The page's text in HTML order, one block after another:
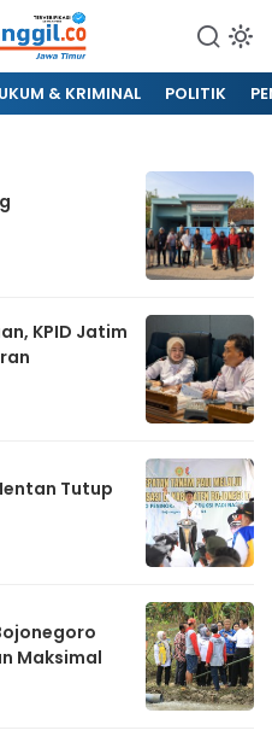
& KRIMINAL POLITIK
KPID Jatim
Tutup
Maksimal